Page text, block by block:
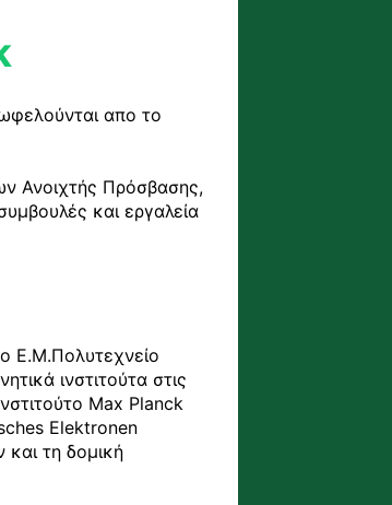
απο το
Ανοιχτής Πρόσβασης,
και εργαλεία
E.M.Πολυτεχνείο
ινστιτούτα στις
Max Planck
Elektronen
τη δομική